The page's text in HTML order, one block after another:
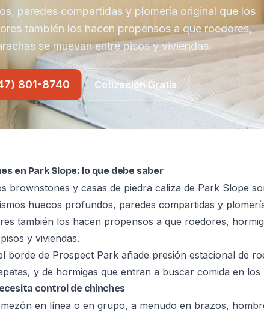
paredes compartidas y plomería original que los
también los hacen propensos a que roedores,
se muevan entre pisos y viviendas.
801-8740 Cotización Gratis
en Park Slope: lo que debe saber
brownstones y casas de piedra caliza de Park Slope
huecos profundos, paredes compartidas y
también los hacen propensos a que roedores,
y viviendas.
borde de Prospect Park añade presión estacional de
y de hormigas que entran a buscar comida en los
control de chinches
en línea o en grupo, a menudo en brazos,